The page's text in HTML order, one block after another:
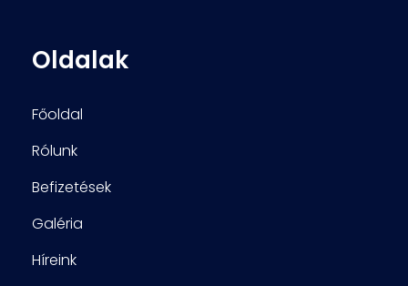
Oldalak
Főoldal
Rólunk
Befizetések
Galéria
Híreink